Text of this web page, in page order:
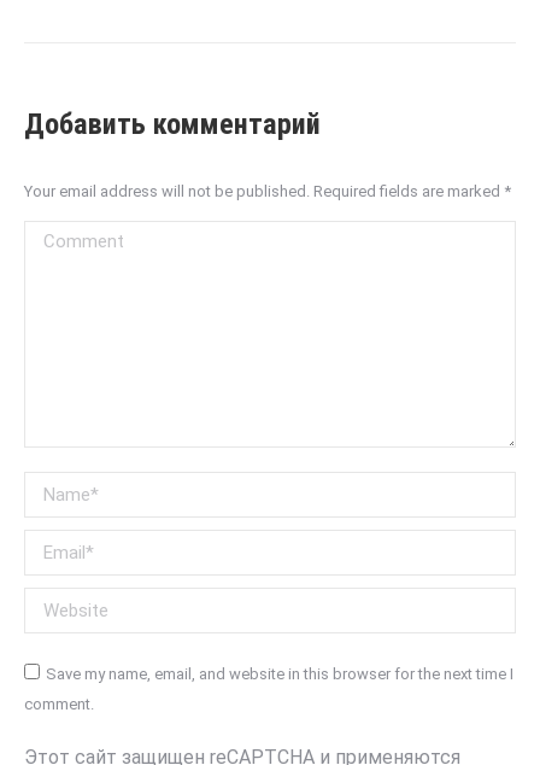
Добавить комментарий
Your email address will not be published. Required fields are marked *
Comment
Name *
Email *
Website
Save my name, email, and website in this browser for the next time I
comment.
Этот сайт защищен reCAPTCHA и применяются